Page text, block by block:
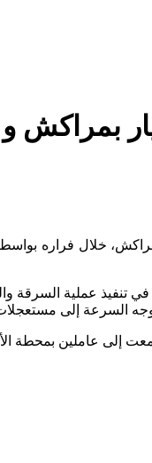
بمراكش و
بالطريق السيار ضواحي
تنفيذ عملية السرقة
وجه السرعة إلى
إلى عاملين بمحطة